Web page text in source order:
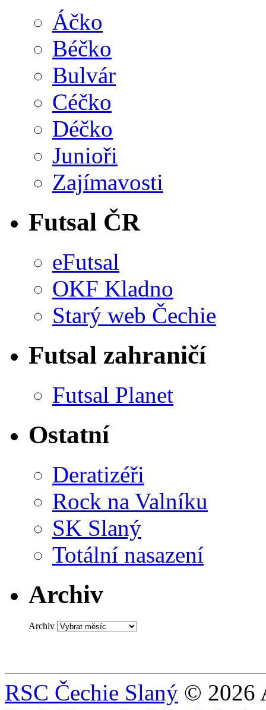
Áčko
Béčko
Bulvár
Céčko
Déčko
Junioři
Zajímavosti
Futsal ČR
eFutsal
OKF Kladno
Starý web Čechie
Futsal zahraničí
Futsal Planet
Ostatní
Deratizéři
Rock na Valníku
SK Slaný
Totální nasazení
Archiv
Archiv
RSC Čechie Slaný © 2026